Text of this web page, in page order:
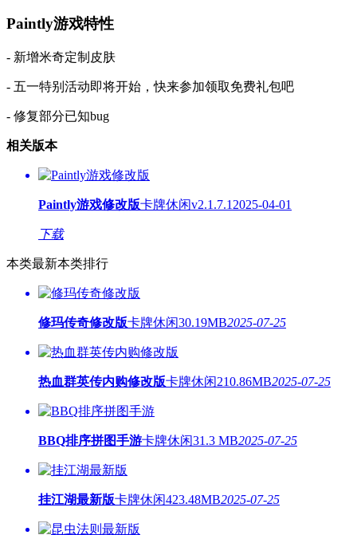
Paintly游戏特性
- 新增米奇定制皮肤
- 五一特别活动即将开始，快来参加领取免费礼包吧
- 修复部分已知bug
相关版本
Paintly游戏修改版卡牌休闲v2.1.7.1 2025-04-01
下载
本类最新本类排行
修玛传奇修改版卡牌休闲30.19MB2025-07-25
热血群英传内购修改版卡牌休闲210.86MB2025-07-25
BBQ排序拼图手游卡牌休闲31.3 MB2025-07-25
挂江湖最新版卡牌休闲423.48MB2025-07-25